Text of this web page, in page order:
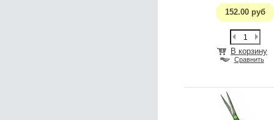
152.00 руб
В корзину
Сравнить